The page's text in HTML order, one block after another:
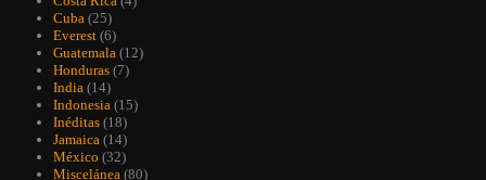
Cuba (25)
Everest (6)
Guatemala (12)
Honduras (7)
India (14)
Indonesia (15)
Inéditas (18)
Jamaica (14)
México (32)
Miscelánea (80)